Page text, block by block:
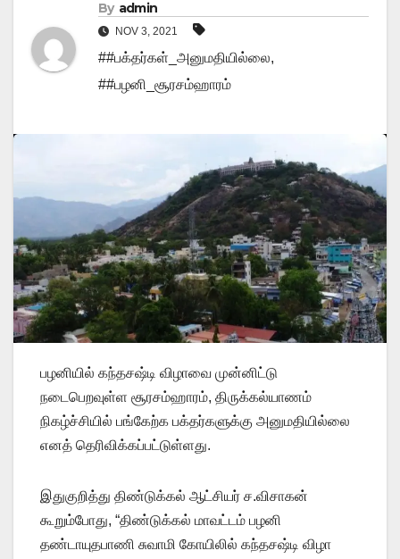
By admin
NOV 3, 2021
##பக்தர்கள்_அனுமதியில்லை,
##பழனி_சூரசம்ஹாரம்
பழனியில் கந்தசஷ்டி விழாவை முன்னிட்டு
நடைபெறவுள்ள சூரசம்ஹாரம், திருக்கல்யாணம்
நிகழ்ச்சியில் பங்கேற்க பக்தர்களுக்கு அனுமதியில்லை
எனத் தெரிவிக்கப்பட்டுள்ளது.
இதுகுறித்து திண்டுக்கல் ஆட்சியர் ச.விசாகன்
கூறும்போது, “திண்டுக்கல் மாவட்டம் பழனி
தண்டாயுதபாணி சுவாமி கோயிலில் கந்தசஷ்டி விழா